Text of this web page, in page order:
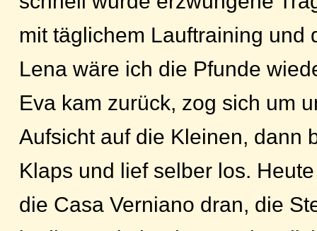
mit täglichem Lauftraining und
Lena wäre ich die Pfunde
Eva kam zurück, zog sich um
Aufsicht auf die Kleinen, dann
Klaps und lief selber los.
die Casa Verniano dran, die